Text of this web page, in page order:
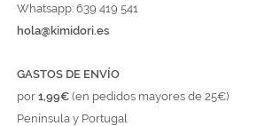
Whatsapp: 639 419 541
hola@kimidori.es
GASTOS DE ENVÍO
por1,99€(en pedidos mayores de 25€)
Península y Portugal